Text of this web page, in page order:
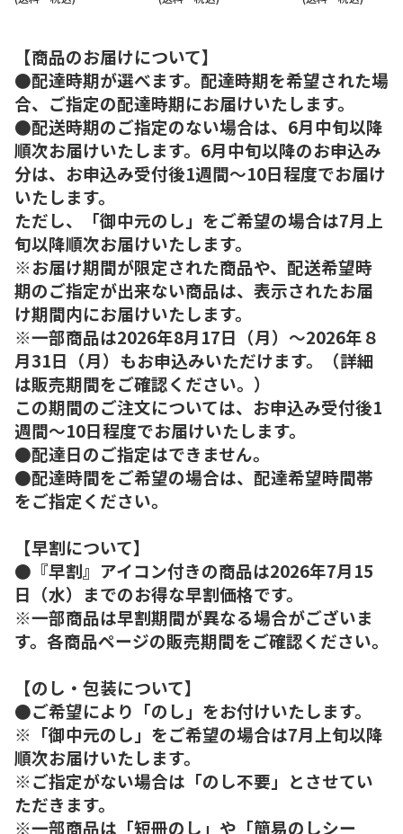
【商品のお届けについて】
●配達時期が選べます。配達時期を希望された場
合、ご指定の配達時期にお届けいたします。
●配送時期のご指定のない場合は、6月中旬以降
順次お届けいたします。6月中旬以降のお申込み
分は、お申込み受付後1週間～10日程度でお届け
いたします。
ただし、「御中元のし」をご希望の場合は7月上
旬以降順次お届けいたします。
※お届け期間が限定された商品や、配送希望時
期のご指定が出来ない商品は、表示されたお届
け期間内にお届けいたします。
※一部商品は2026年8月17日（月）～2026年８
月31日（月）もお申込みいただけます。（詳細
は販売期間をご確認ください。）
この期間のご注文については、お申込み受付後1
週間～10日程度でお届けいたします。
●配達日のご指定はできません。
●配達時間をご希望の場合は、配達希望時間帯
をご指定ください。
【早割について】
●『早割』アイコン付きの商品は2026年7月15
日（水）までのお得な早割価格です。
※一部商品は早割期間が異なる場合がございま
す。各商品ページの販売期間をご確認ください。
【のし・包装について】
●ご希望により「のし」をお付けいたします。
※「御中元のし」をご希望の場合は7月上旬以降
順次お届けいたします。
※ご指定がない場合は「のし不要」とさせてい
ただきます。
※一部商品は「短冊のし」や「簡易のしシー